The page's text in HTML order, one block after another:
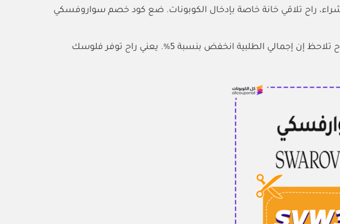
راح تلاقي خانة خاصة بإدخال الكوبونات. ضع كود خصم سواروفسكي
، راح تلاحظ إن إجمالي الطلبية انخفض بنسبة 5%. يعني راح توفر فلوسك